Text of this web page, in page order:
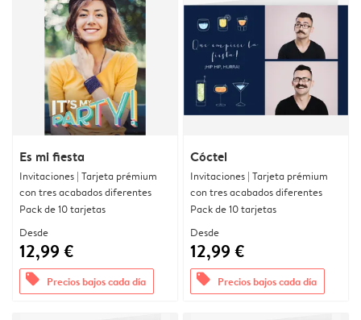
Es mi fiesta
Invitaciones | Tarjeta prémium
con tres acabados diferentes
Pack de 10 tarjetas
Desde
12,99 €
offers Precios bajos cada día
Cóctel
Invitaciones | Tarjeta prémium
con tres acabados diferentes
Pack de 10 tarjetas
Desde
12,99 €
offers Precios bajos cada día